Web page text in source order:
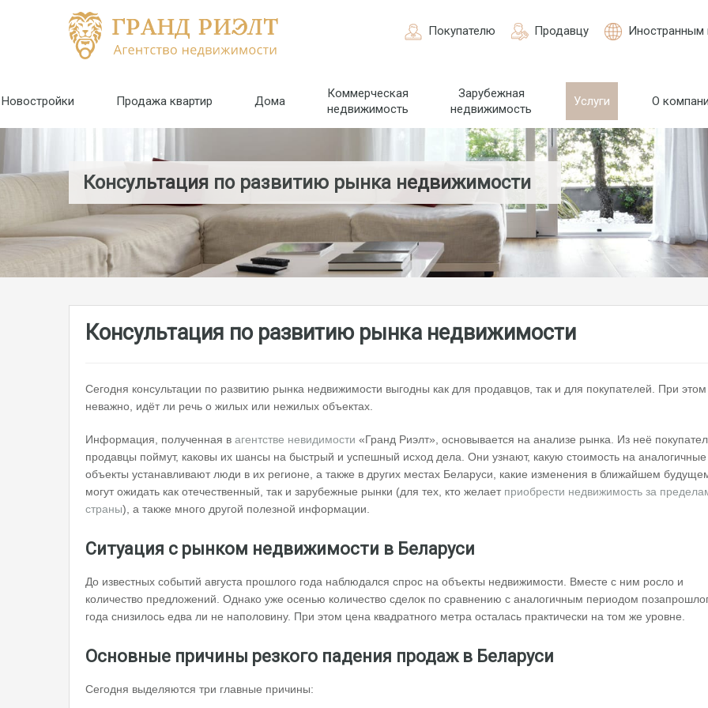
Покупателю Продавцу Иностранным
Новостройки Продажа квартир Дома
Коммерческая
недвижимость
Зарубежная
недвижимость
Услуги О
Консультация по развитию рынка недвижимости
Консультация по развитию рынка недвижимости
Сегодня консультации по развитию рынка недвижимости выгодны как для продавцов, так и для покупателей. При этом
неважно, идёт ли речь о жилых или нежилых объектах.
Информация, полученная в агентстве невидимости «Гранд Риэлт», основывается на анализе рынка. Из неё
продавцы поймут, каковы их шансы на быстрый и успешный исход дела. Они узнают, какую стоимость на аналогичные
объекты устанавливают люди в их регионе, а также в других местах Беларуси, какие изменения в ближайшем
могут ожидать как отечественный, так и зарубежные рынки (для тех, кто желает приобрести недвижимость за
страны), а также много другой полезной информации.
Ситуация с рынком недвижимости в Беларуси
До известных событий августа прошлого года наблюдался спрос на объекты недвижимости. Вместе с ним росло и
количество предложений. Однако уже осенью количество сделок по сравнению с аналогичным периодом
года снизилось едва ли не наполовину. При этом цена квадратного метра осталась практически на том же уровне.
Основные причины резкого падения продаж в Беларуси
Сегодня выделяются три главные причины: